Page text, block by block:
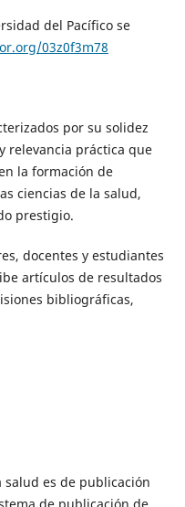
del Pacífico se
03z0f3m78
por su solidez
relevancia práctica que
la formación de
ciencias de la salud,
prestigio.
docentes y estudiantes
artículos de resultados
bibliográficas,
salud es de publicación